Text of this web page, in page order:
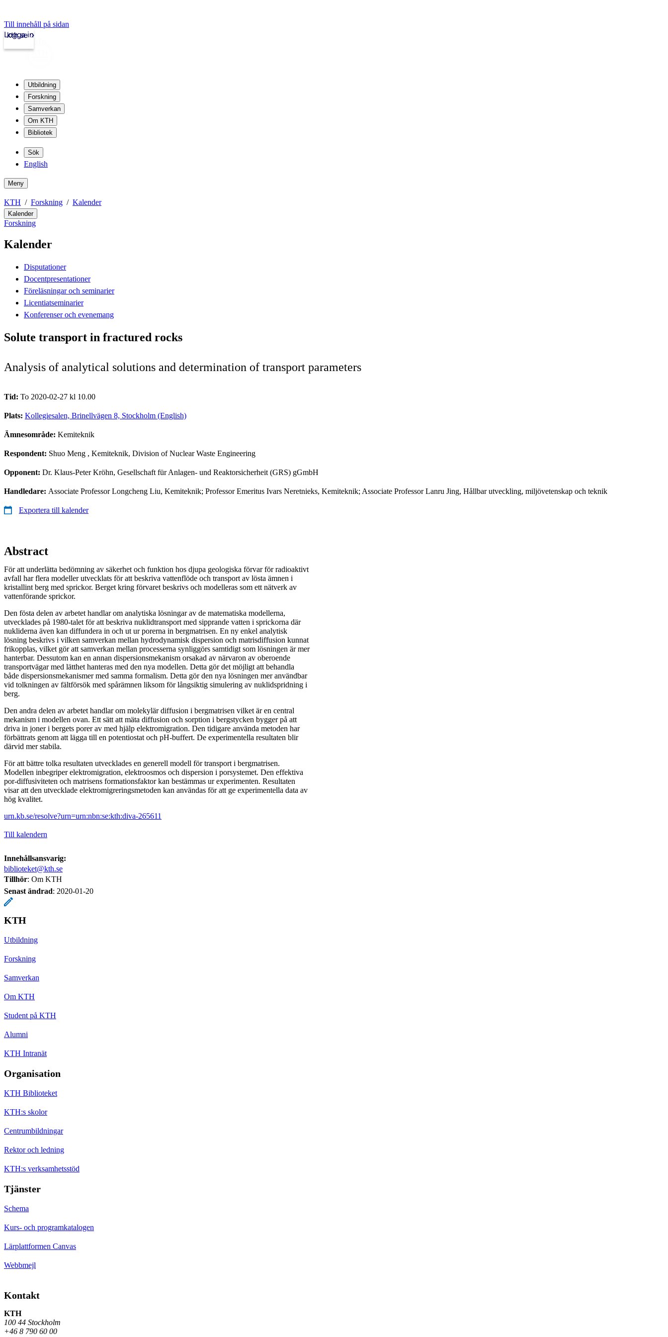
Till innehåll på sidan
kth.se
Logga in
Utbildning
Forskning
Samverkan
Om KTH
Bibliotek
Sök
English
Meny
KTH Forskning Kalender
Kalender
Forskning
Kalender
Disputationer
Docentpresentationer
Föreläsningar och seminarier
Licentiatseminarier
Konferenser och evenemang
Solute transport in fractured rocks
Analysis of analytical solutions and determination of transport parameters
Tid: To 2020-02-27 kl 10.00
Plats: Kollegiesalen, Brinellvägen 8, Stockholm (English)
Ämnesområde: Kemiteknik
Respondent: Shuo Meng , Kemiteknik, Division of Nuclear Waste Engineering
Opponent: Dr. Klaus-Peter Kröhn, Gesellschaft für Anlagen- und Reaktorsicherheit (GRS) gGmbH
Handledare: Associate Professor Longcheng Liu, Kemiteknik; Professor Emeritus Ivars Neretnieks, Kemiteknik; Associate Professor Lanru Jing, Hållbar utveckling, miljövetenskap och teknik
Exportera till kalender
Abstract
För att underlätta bedömning av säkerhet och funktion hos djupa geologiska förvar för radioaktivt
avfall har flera modeller utvecklats för att beskriva vattenflöde och transport av lösta ämnen i
kristallint berg med sprickor. Berget kring förvaret beskrivs och modelleras som ett nätverk av
vattenförande sprickor.
Den fösta delen av arbetet handlar om analytiska lösningar av de matematiska modellerna,
utvecklades på 1980-talet för att beskriva nuklidtransport med sipprande vatten i sprickorna där
nukliderna även kan diffundera in och ut ur porerna in bergmatrisen. En ny enkel analytisk
lösning beskrivs i vilken samverkan mellan hydrodynamisk dispersion och matrisdiffusion kunnat
frikopplas, vilket gör att samverkan mellan processerna synliggörs samtidigt som lösningen är mer
hanterbar. Dessutom kan en annan dispersionsmekanism orsakad av närvaron av oberoende
transportvägar med lätthet hanteras med den nya modellen. Detta gör det möjligt att behandla
både dispersionsmekanismer med samma formalism. Detta gör den nya lösningen mer användbar
vid tolkningen av fältförsök med spårämnen liksom för långsiktig simulering av nuklidspridning i
berg.
Den andra delen av arbetet handlar om molekylär diffusion i bergmatrisen vilket är en central
mekanism i modellen ovan. Ett sätt att mäta diffusion och sorption i bergstycken bygger på att
driva in joner i bergets porer av med hjälp elektromigration. Den tidigare använda metoden har
förbättrats genom att lägga till en potentiostat och pH-buffert. De experimentella resultaten blir
därvid mer stabila.
För att bättre tolka resultaten utvecklades en generell modell för transport i bergmatrisen.
Modellen inbegriper elektromigration, elektroosmos och dispersion i porsystemet. Den effektiva
por-diffusiviteten och matrisens formationsfaktor kan bestämmas ur experimenten. Resultaten
visar att den utvecklade elektromigreringsmetoden kan användas för att ge experimentella data av
hög kvalitet.
urn.kb.se/resolve?urn=urn:nbn:se:kth:diva-265611
Till kalendern
Innehållsansvarig:
biblioteket@kth.se
Tillhör: Om KTH
Senast ändrad: 2020-01-20
KTH
Utbildning
Forskning
Samverkan
Om KTH
Student på KTH
Alumni
KTH Intranät
Organisation
KTH Biblioteket
KTH:s skolor
Centrumbildningar
Rektor och ledning
KTH:s verksamhetsstöd
Tjänster
Schema
Kurs- och programkatalogen
Lärplattformen Canvas
Webbmejl
Kontakt
KTH
100 44 Stockholm
+46 8 790 60 00